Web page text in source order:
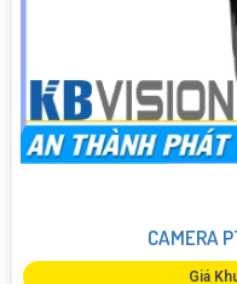
CAMERA
Giá